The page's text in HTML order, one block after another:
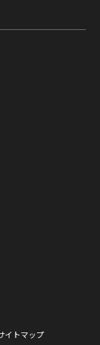
イトマップ